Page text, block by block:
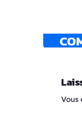
Vous